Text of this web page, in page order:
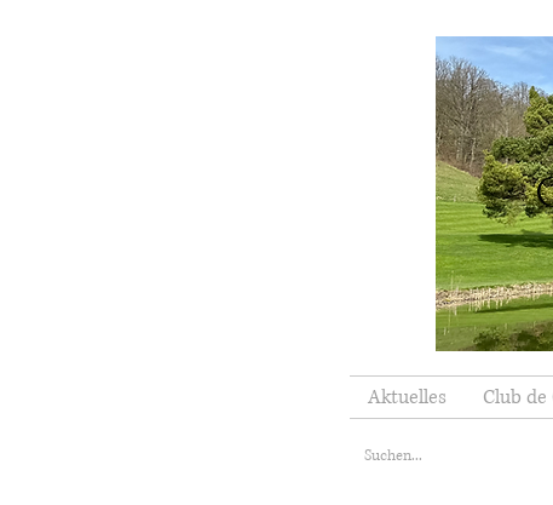
Aktuelles Club de